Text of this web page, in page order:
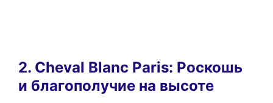
2. Cheval Blanc Paris: Роскошь
и благополучие на высоте